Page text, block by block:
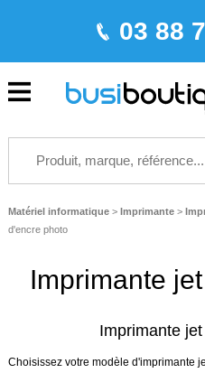
03 88
Matériel informatique > Imprimante >
d'encre photo
Imprimante
Imprimante
Choisissez votre modèle d'imprimante